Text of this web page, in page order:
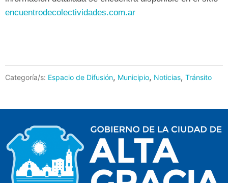
encuentrodecolectividades.com.ar
Categoría/s: Espacio de Difusión, Municipio, Noticias, Tránsito